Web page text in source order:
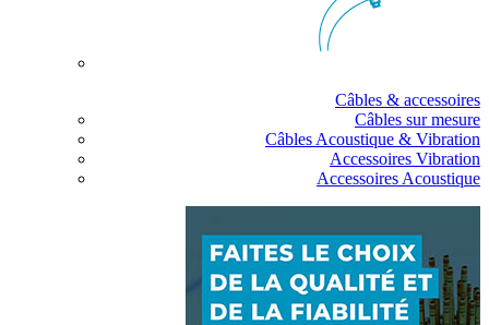
Câbles & accessoires
Câbles sur mesure
Câbles Acoustique & Vibration
Accessoires Vibration
Accessoires Acoustique